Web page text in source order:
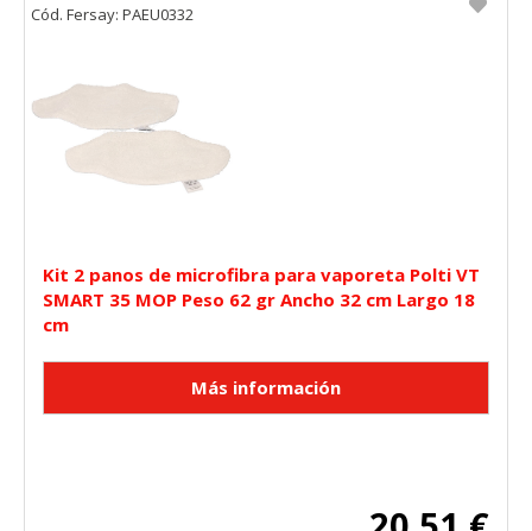
Kit 2 panos de microfibra para vaporeta Polti VT
SMART 35 MOP Peso 62 gr Ancho 32 cm Largo 18
cm
Cód. Fersay: PAEU0332